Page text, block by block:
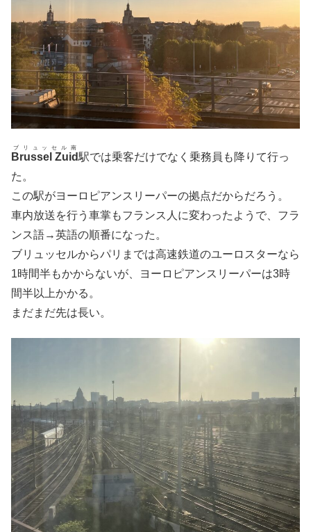
Brussel Zuid
ブリュッセル南
駅では乗客だけでなく乗務員も降りて行っ
た。
この駅がヨーロピアンスリーパーの拠点だからだろう。
車内放送を行う車掌もフランス人に変わったようで、フラ
ンス語→英語の順番になった。
ブリュッセルからパリまでは高速鉄道のユーロスターなら
1時間半もかからないが、ヨーロピアンスリーパーは3時
間半以上かかる。
まだまだ先は長い。